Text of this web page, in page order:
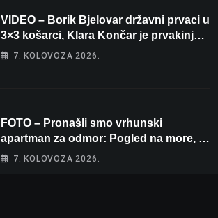
VIDEO – Borik Bjelovar državni prvaci u
3×3 košarci, Klara Končar je prvakinja
Hrvatske u stolnom tenisu!
7. KOLOVOZA 2026.
FOTO – Pronašli smo vrhunski
apartman za odmor: Pogled na more, tri
spavaće sobe i terasa koja osvaja
7. KOLOVOZA 2026.